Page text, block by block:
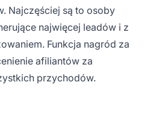
Najczęściej są to osoby
najwięcej leadów i z
Funkcja nagród za
afiliantów za
przychodów.